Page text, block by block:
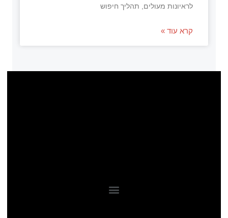
לראיונות מעולים, תהליך חיפוש
קרא עוד »